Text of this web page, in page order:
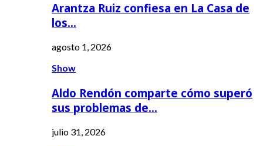
Arantza Ruiz confiesa en La Casa de
los…
agosto 1, 2026
Show
Aldo Rendón comparte cómo superó
sus problemas de…
julio 31, 2026